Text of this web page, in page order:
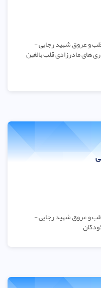
و عروق شهید رجایی -
مادرزادی قلب بالغین
و عروق شهید رجایی -